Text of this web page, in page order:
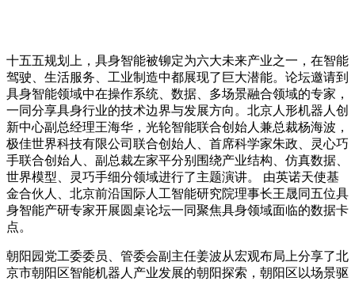
十五五规划上，具身智能被铆定为六大未来产业之一，在智能
驾驶、生活服务、工业制造中都展现了巨大潜能。论坛邀请到
具身智能领域中在操作系统、数据、多场景融合领域的专家，
一同分享具身行业的技术边界与发展方向。北京人形机器人创
新中心副总经理王海华，光轮智能联合创始人兼总裁杨海波，
极佳世界科技有限公司联合创始人、首席科学家朱政、灵心巧
手联合创始人、副总裁左家平分别围绕产业结构、仿真数据、
世界模型、灵巧手细分领域进行了主题演讲。 由英诺天使基
金合伙人、北京前沿国际人工智能研究院理事长王晟同五位具
身智能产研专家开展圆桌论坛一同聚焦具身领域面临的数据卡
点。
朝阳园党工委委员、管委会副主任姜波从宏观布局上分享了北
京市朝阳区智能机器人产业发展的朝阳探索，朝阳区以场景驱